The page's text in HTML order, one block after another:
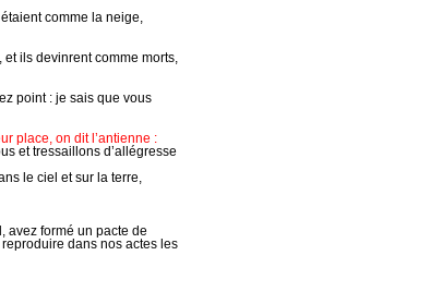
étaient comme la neige,
et ils devinrent comme morts,
point : je sais que vous
place, on dit l’antienne :
et tressaillons d’allégresse
le ciel et sur la terre,
avez formé un pacte de
dans nos actes les